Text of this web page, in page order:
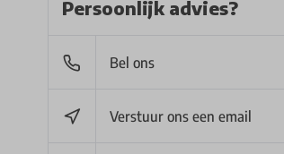
Persoonlijk advies?
Bel ons
Verstuur ons een email